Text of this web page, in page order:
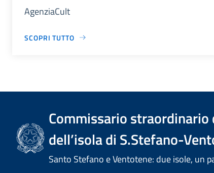
AgenziaCult
SCOPRI TUTTO
Commissario straordinario
dell’isola di S.Stefano-
Santo Stefano e Ventotene: due isole, un